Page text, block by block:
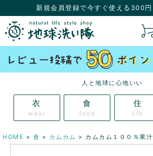
新規会員登録で今すぐ使える300円
人と地球に心地いい
衣
wear
食
food
住
life
HOME 食 カムカム カムカム１００％果汁